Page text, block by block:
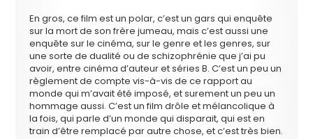
En gros, ce film est un polar, c’est un gars qui enquête
sur la mort de son frère jumeau, mais c’est aussi une
enquête sur le cinéma, sur le genre et les genres, sur
une sorte de dualité ou de schizophrénie que j’ai pu
avoir, entre cinéma d’auteur et séries B. C’est un peu un
règlement de compte vis-à-vis de ce rapport au
monde qui m’avait été imposé, et surement un peu un
hommage aussi. C’est un film drôle et mélancolique à
la fois, qui parle d’un monde qui disparait, qui est en
train d’être remplacé par autre chose, et c’est très bien.